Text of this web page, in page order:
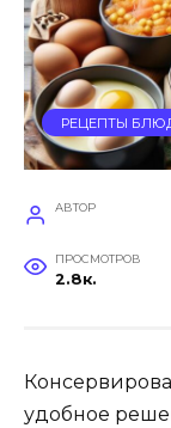
РЕЦЕПТЫ
АВТОР
ПРОСМОТРОВ
2.8к.
удобное